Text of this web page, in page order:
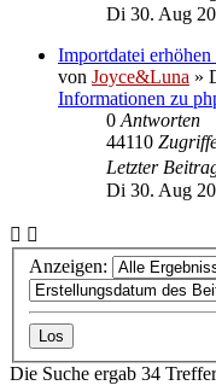
Di 30. Aug
Importdatei
von Joyce&Luna »
Informationen zu
0 Antworten
44110
Letzter
Di 30. Aug
Anzeigen:
Die Suche ergab 34 Treffer